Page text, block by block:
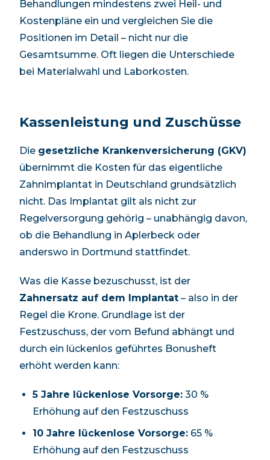
Behandlungen mindestens zwei Heil- und
Kostenpläne ein und vergleichen Sie die
Positionen im Detail – nicht nur die
Gesamtsumme. Oft liegen die Unterschiede
bei Materialwahl und Laborkosten.
Kassenleistung und Zuschüsse
Die gesetzliche Krankenversicherung (GKV)
übernimmt die Kosten für das eigentliche
Zahnimplantat in Deutschland grundsätzlich
nicht. Das Implantat gilt als nicht zur
Regelversorgung gehörig – unabhängig davon,
ob die Behandlung in Aplerbeck oder
anderswo in Dortmund stattfindet.
Was die Kasse bezuschusst, ist der
Zahnersatz auf dem Implantat – also in der
Regel die Krone. Grundlage ist der
Festzuschuss, der vom Befund abhängt und
durch ein lückenlos geführtes Bonusheft
erhöht werden kann:
5 Jahre lückenlose Vorsorge: 30 %
Erhöhung auf den Festzuschuss
10 Jahre lückenlose Vorsorge: 65 %
Erhöhung auf den Festzuschuss